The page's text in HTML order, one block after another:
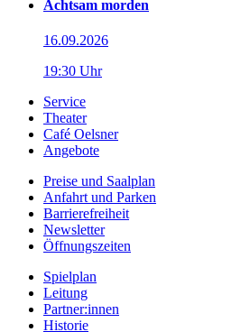
Achtsam morden
16.09.2026
19:30 Uhr
Service
Theater
Café Oelsner
Angebote
Preise und Saalplan
Anfahrt und Parken
Barrierefreiheit
Newsletter
Öffnungszeiten
Spielplan
Leitung
Partner:innen
Historie